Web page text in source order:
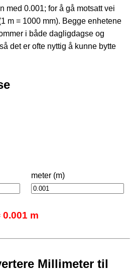
med 0.001; for å gå motsatt vei
m = 1000 mm). Begge enhetene
i både dagligdagse og
det er ofte nyttig å kunne bytte
meter (m)
m
Millimeter til